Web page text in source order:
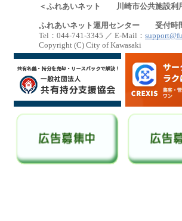
＜ふれあいネット 川崎市公共施設利
ふれあいネット運用センター 受付時間
Tel：044-741-3345 ／ E-Mail：
Copyright (C) City of Kawasaki